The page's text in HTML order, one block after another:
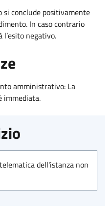
conclude positivamente
In caso contrario
l’esito negativo.
amministrativo: La
immediata.
dell'istanza non